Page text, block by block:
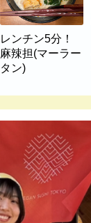
レンチン5分！
麻辣担(マーラー
タン)